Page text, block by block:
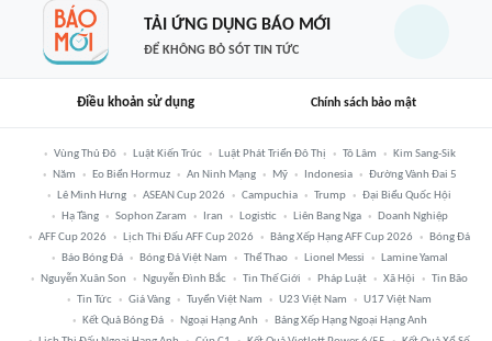
TẢI ỨNG DỤNG BÁO MỚI
ĐỂ KHÔNG BỎ SÓT TIN TỨC
Điều khoản sử dụng Chính sách bảo mật
Vùng Thủ Đô Luật Kiến Trúc Luật Phát Triển Đô Thị Tô Lâm
Kim Sang-Sik
Năm
Eo Biển Hormuz An Ninh Mạng Mỹ Indonesia
Đường Vành Đai 5
Lê Minh Hưng
ASEAN Cup 2026 Campuchia Trump
Đại Biểu Quốc Hội
Hạ Tầng
Sophon Zaram Iran Logistic Liên Bang Nga
Doanh Nghiệp
AFF Cup 2026
Lịch Thi Đấu AFF Cup 2026 Bảng Xếp Hạng AFF Cup 2026
Bóng Đá
Báo Bóng Đá
Bóng Đá Việt Nam Thể Thao Lionel Messi
Lamine Yamal
Nguyễn Xuân Son
Nguyễn Đình Bắc Tin Thế Giới Pháp Luật Xã Hội
Tin Bão
Tin Tức
Giá Vàng Tuyển Việt Nam U23 Việt Nam
U17 Việt Nam
Kết Quả Bóng Đá
Ngoại Hạng Anh
Bảng Xếp Hạng Ngoại Hạng Anh